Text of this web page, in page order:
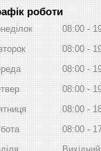
роботи
08:00
08:00
08:00
08:00
08:00
08:00